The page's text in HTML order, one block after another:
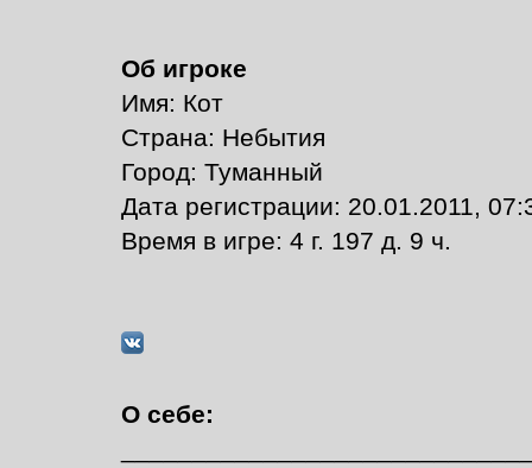
Об игроке
Имя: Кот
Страна: Небытия
Город: Туманный
Дата регистрации: 20.01.2011,
Время в игре: 4 г. 197 д. 9 ч.
О себе: